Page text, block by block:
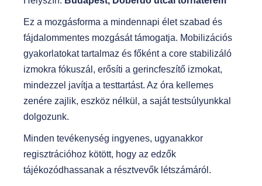
Ez a mozgásforma a mindennapi élet szabad és
fájdalommentes mozgását támogatja. Mobilizációs
gyakorlatokat tartalmaz és főként a core stabilizáló
izmokra fókuszál, erősíti a gerincfeszítő izmokat,
mindezzel javítja a testtartást. Az óra kellemes
zenére zajlik, eszköz nélkül, a saját testsúlyunkkal
dolgozunk.
Minden tevékenység ingyenes, ugyanakkor
regisztrációhoz kötött, hogy az edzők
tájékozódhassanak a résztvevők létszámáról.